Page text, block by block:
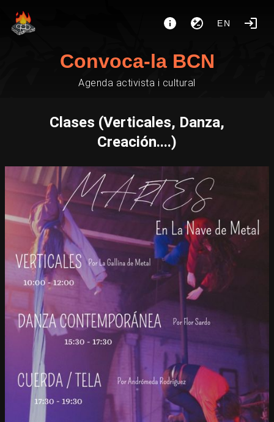
EN
Convoca-la BCN
Agenda activista i cultural
Clases (Verticales, Danza,
Creación....)